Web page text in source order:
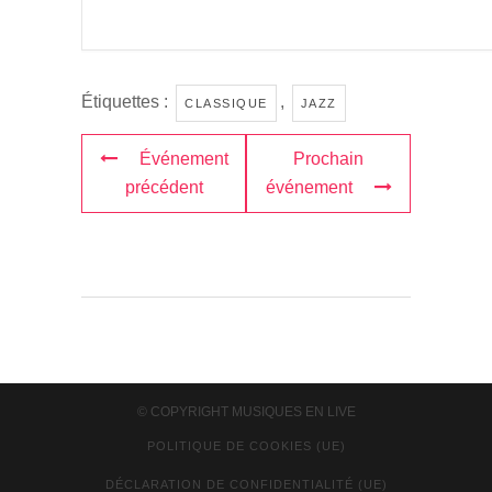
Étiquettes : CLASSIQUE , JAZZ
Événement
précédent
Prochain
événement
© COPYRIGHT MUSIQUES EN LIVE
POLITIQUE DE COOKIES (UE)
DÉCLARATION DE CONFIDENTIALITÉ (UE)